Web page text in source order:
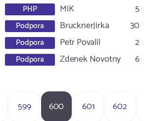
PHP MiK 5
Podpora BrucknerJirka 30
Podpora Petr Povalil 2
Podpora Zdenek Novotny 6
599 600 601 602